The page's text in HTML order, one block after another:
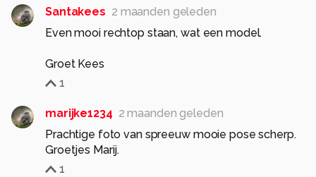
Santakees 2 maanden geleden
Even mooi rechtop staan, wat een model.
Groet Kees
1
marijke1234 2 maanden geleden
Prachtige foto van spreeuw mooie pose scherp.
Groetjes Marij.
1